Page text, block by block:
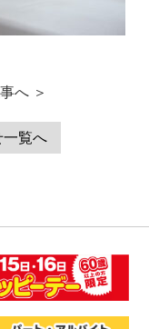
へ ＞
一覧へ